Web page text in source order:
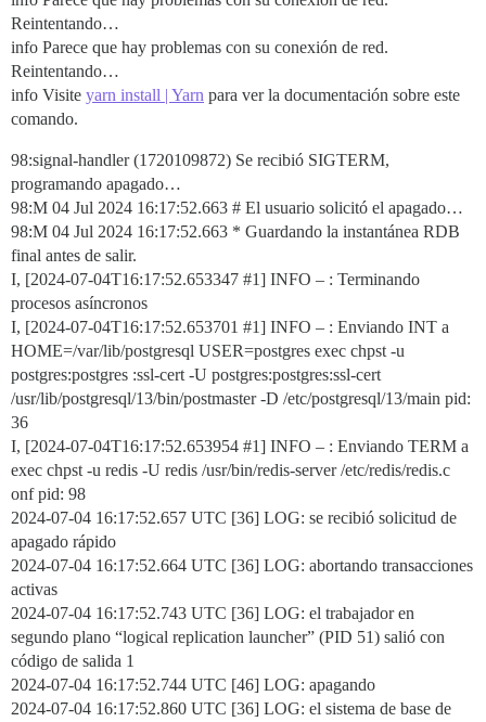
Reintentando…
info Parece que hay problemas con su conexión de red.
Reintentando…
info Visite yarn install | Yarn para ver la documentación sobre este
comando.
98:signal-handler (1720109872) Se recibió SIGTERM,
programando apagado…
98:M 04 Jul 2024 16:17:52.663 # El usuario solicitó el apagado…
98:M 04 Jul 2024 16:17:52.663 * Guardando la instantánea RDB
final antes de salir.
I, [2024-07-04T16:17:52.653347 #1] INFO – : Terminando
procesos asíncronos
I, [2024-07-04T16:17:52.653701 #1] INFO – : Enviando INT a
HOME=/var/lib/postgresql USER=postgres exec chpst -u
postgres:postgres :ssl-cert -U postgres:postgres:ssl-cert
/usr/lib/postgresql/13/bin/postmaster -D /etc/postgresql/13/main pid:
36
I, [2024-07-04T16:17:52.653954 #1] INFO – : Enviando TERM a
exec chpst -u redis -U redis /usr/bin/redis-server /etc/redis/redis.c
onf pid: 98
2024-07-04 16:17:52.657 UTC [36] LOG: se recibió solicitud de
apagado rápido
2024-07-04 16:17:52.664 UTC [36] LOG: abortando transacciones
activas
2024-07-04 16:17:52.743 UTC [36] LOG: el trabajador en
segundo plano “logical replication launcher” (PID 51) salió con
código de salida 1
2024-07-04 16:17:52.744 UTC [46] LOG: apagando
2024-07-04 16:17:52.860 UTC [36] LOG: el sistema de base de